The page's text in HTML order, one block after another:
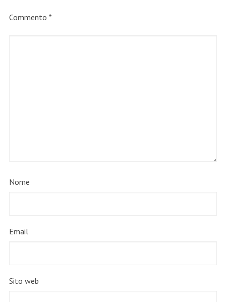
Commento *
Nome
Email
Sito web